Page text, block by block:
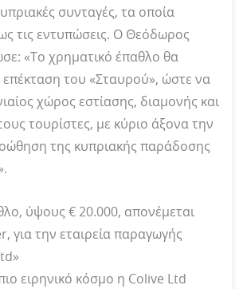
συνταγές, τα οποία
τις εντυπώσεις. Ο Θεόδωρος
«Το χρηματικό έπαθλο θα
του «Σταυρού», ώστε να
χώρος εστίασης, διαμονής και
τουρίστες, με κύριο άξονα την
της κυπριακής παράδοσης
ύψους € 20.000, απονέμεται
για την εταιρεία παραγωγής
ειρηνικό κόσμο η Colive Ltd